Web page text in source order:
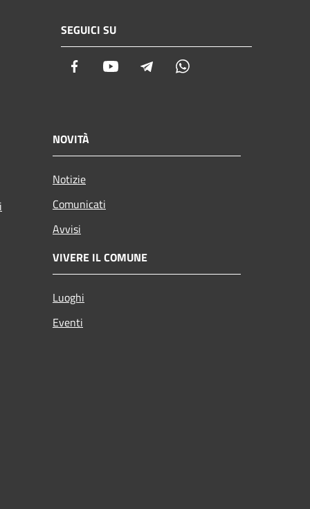
SEGUICI SU
Facebook Youtube Telegram
NOVITÀ
Notizie
Comunicati
Avvisi
VIVERE IL COMUNE
Luoghi
Eventi